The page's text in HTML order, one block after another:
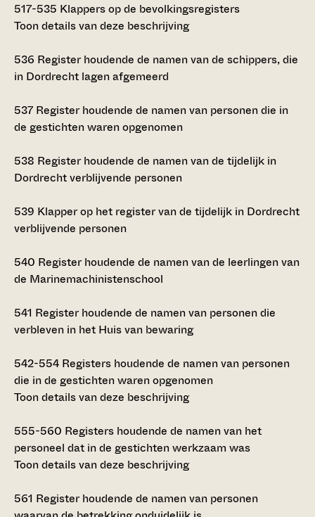
517-535 Klappers op de bevolkingsregisters
Toon details van deze beschrijving
536 Register houdende de namen van de schippers, die
in Dordrecht lagen afgemeerd
537 Register houdende de namen van personen die in
de gestichten waren opgenomen
538 Register houdende de namen van de tijdelijk in
Dordrecht verblijvende personen
539 Klapper op het register van de tijdelijk in Dordrecht
verblijvende personen
540 Register houdende de namen van de leerlingen van
de Marinemachinistenschool
541 Register houdende de namen van personen die
verbleven in het Huis van bewaring
542-554 Registers houdende de namen van personen
die in de gestichten waren opgenomen
Toon details van deze beschrijving
555-560 Registers houdende de namen van het
personeel dat in de gestichten werkzaam was
Toon details van deze beschrijving
561 Register houdende de namen van personen